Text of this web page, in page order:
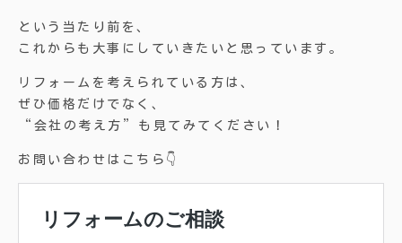
という当たり前を、
これからも大事にしていきたいと思っています。
リフォームを考えられている方は、
ぜひ価格だけでなく、
“会社の考え方”も見てみてください！
お問い合わせはこちら👇